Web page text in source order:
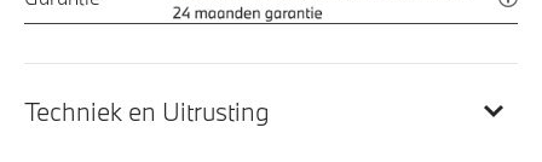
Techniek en Uitrusting